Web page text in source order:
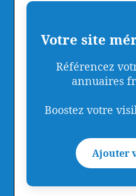
Votre site
Référencez
annuaires
Boostez votre
Ajouter